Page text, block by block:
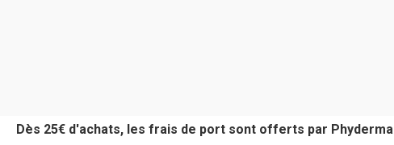
Dès 25€ d'achats, les frais de port sont offerts par Phyderma